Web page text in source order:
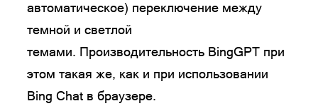
автоматическое) переключение между
темной и светлой
темами. Производительность BingGPT при
этом такая же, как и при использовании
Bing Chat в браузере.